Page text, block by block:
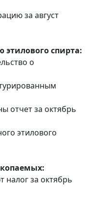
за август
этилового спирта:
о
отчет за октябрь
этилового
налог за октябрь